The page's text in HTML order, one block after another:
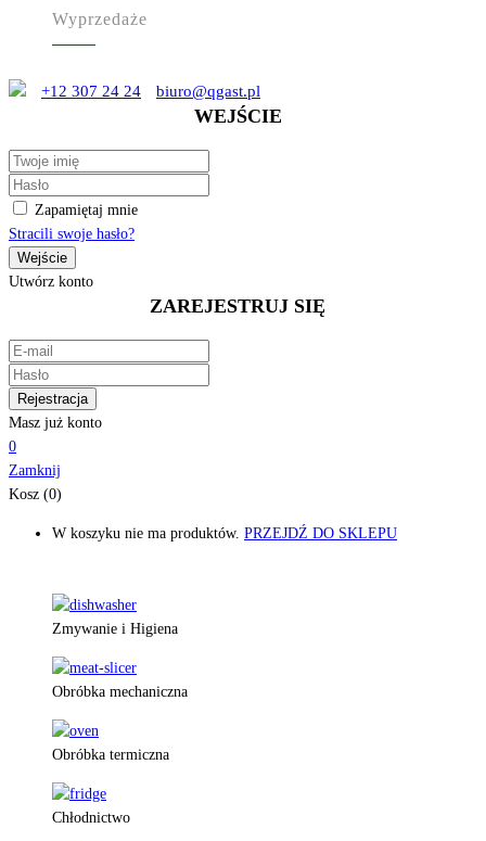
Wyprzedaże
+12 307 24 24 biuro@qgast.pl
WEJŚCIE
Zapamiętaj mnie
Stracili swoje hasło?
Utwórz konto
ZAREJESTRUJ SIĘ
Masz już konto
0
Zamknij
Kosz (0)
W koszyku nie ma produktów. PRZEJDŹ DO SKLEPU
Zmywanie i Higiena
Obróbka mechaniczna
Obróbka termiczna
Chłodnictwo